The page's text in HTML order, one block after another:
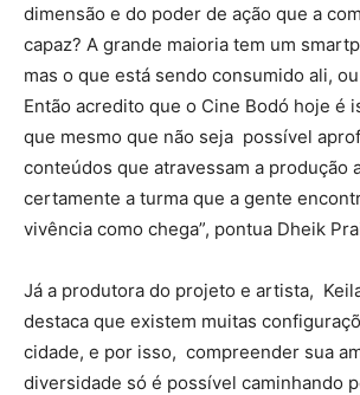
dimensão e do poder de ação que a
capaz? A grande maioria tem um
mas o que está sendo consumido ali,
Então acredito que o Cine Bodó hoje é
que mesmo que não seja possível
conteúdos que atravessam a produção
certamente a turma que a gente
vivência como chega”, pontua Dheik
Já a produtora do projeto e artista,
destaca que existem muitas
cidade, e por isso, compreender sua
diversidade só é possível caminhando